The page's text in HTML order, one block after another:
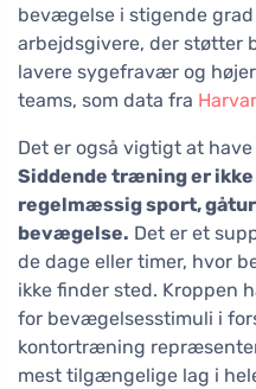
bevægelse i stigende
arbejdsgivere, der støtter
lavere sygefravær og
teams, som data fra
Det er også vigtigt at
Siddende træning er
regelmæssig sport,
bevægelse. Det er et
de dage eller timer, hvor
ikke finder sted. Kroppen
for bevægelsesstimuli i
kontortræning
mest tilgængelige lag i